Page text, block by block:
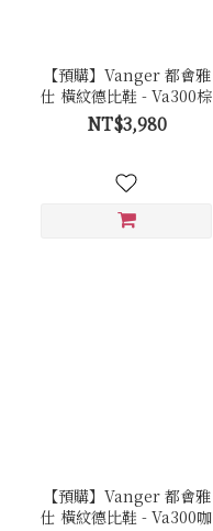
【預購】Vanger 都會雅
仕 橫紋德比鞋 - Va300棕
NT$3,980
【預購】Vanger 都會雅
仕 橫紋德比鞋 - Va300咖